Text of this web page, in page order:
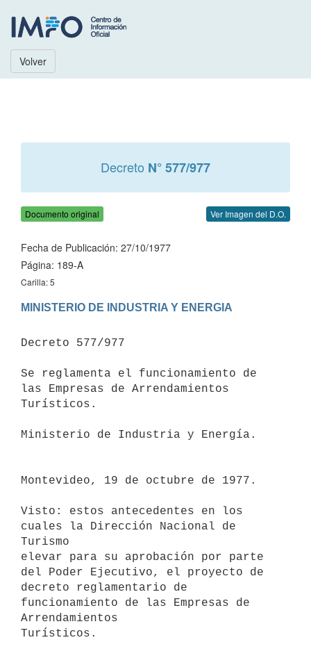
Volver
Decreto N° 577/977
Documento original Ver Imagen del D.O.
Fecha de Publicación: 27/10/1977
Página: 189-A
Carilla: 5
Decreto 577/977
Se reglamenta el funcionamiento de
las Empresas de Arrendamientos
Turísticos.
Ministerio de Industria y Energía.
Montevideo, 19 de octubre de 1977.
Visto: estos antecedentes en los
cuales la Dirección Nacional de
Turismo
elevar para su aprobación por parte
del Poder Ejecutivo, el proyecto de
decreto reglamentario de
funcionamiento de las Empresas de
Arrendamientos
Turísticos.